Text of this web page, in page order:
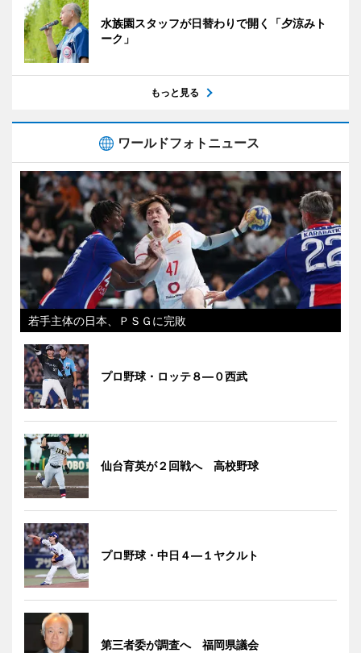
水族園スタッフが日替わりで開く「夕涼みト
ーク」
もっと見る
ワールドフォトニュース
若手主体の日本、ＰＳＧに完敗
プロ野球・ロッテ８―０西武
仙台育英が２回戦へ 高校野球
プロ野球・中日４―１ヤクルト
第三者委が調査へ 福岡県議会